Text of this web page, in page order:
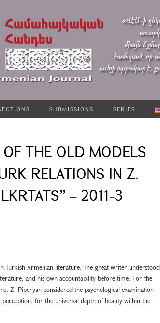
SUBMISSIONS SERIES
THE OLD MODELS
RELATIONS IN Z.
– 2011-3
Turkish-Armenian literature. The great writer understood
and his own accountability before time. For the
Z. Piperyan considered the psychological examination
for the universal depth of beauty within the